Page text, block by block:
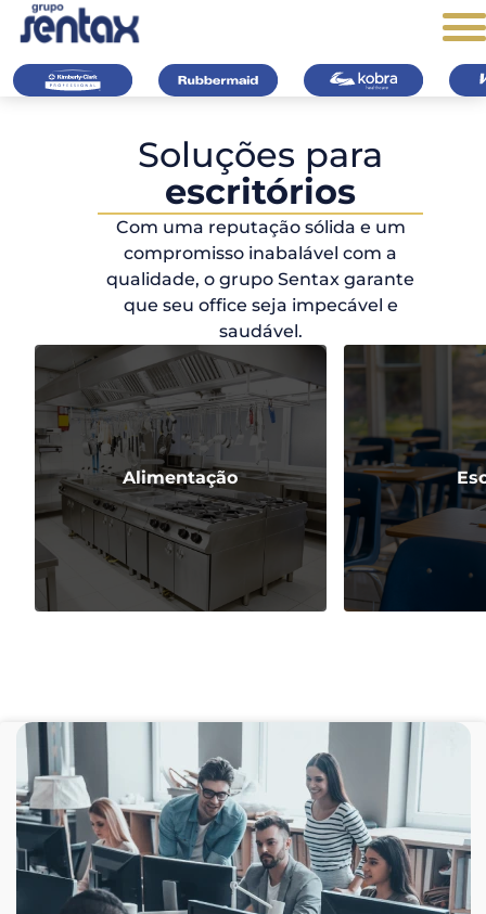
A Kimberly-Clark
Professional oferece
produtos de higiene
pessoal essenciais,
ajudando a manter
ambientes excepcionais
e sempre higienizados.
Ver mais
Equipamentos de
limpeza e ergonômicos
como alta performance
e durabilidade.
Ver mais
Estações de
de água
para consumo
Ver mais
Soluções para
escritórios
Com uma reputação sólida e um
compromisso inabalável com a
qualidade, o grupo Sentax garante
que seu office seja impecável e
saudável.
Alimentação